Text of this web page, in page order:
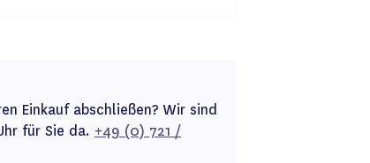
Einkauf abschließen? Wir sind
für Sie da. +49 (0) 721 /